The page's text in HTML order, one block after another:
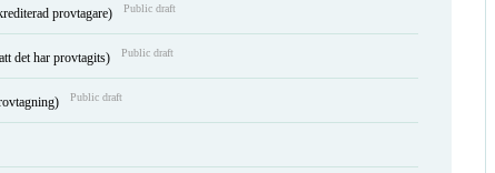
provtagare) Public draft
det har provtagits) Public draft
Public draft